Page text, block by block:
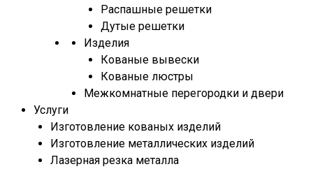
Распашные решетки
Дутые решетки
Изделия
Кованые вывески
Кованые люстры
Межкомнатные перегородки и двери
Услуги
Изготовление кованых изделий
Изготовление металлических изделий
Лазерная резка металла